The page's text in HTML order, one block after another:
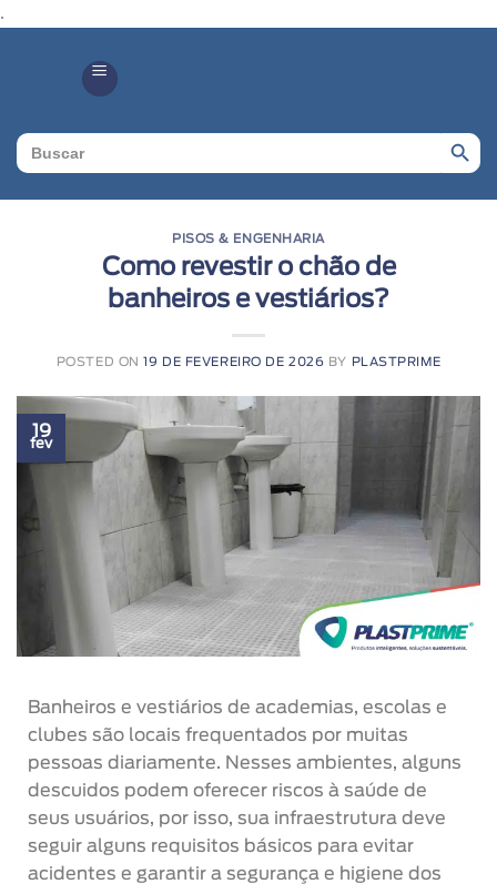
.
Search
for:
Search
PISOS & ENGENHARIA
Como revestir o chão de
banheiros e vestiários?
POSTED ON19 DE FEVEREIRO DE 2026 BY PLASTPRIME
19
fev
Banheiros e vestiários de academias, escolas e
clubes são locais frequentados por muitas
pessoas diariamente. Nesses ambientes, alguns
descuidos podem oferecer riscos à saúde de
seus usuários, por isso, sua infraestrutura deve
seguir alguns requisitos básicos para evitar
acidentes e garantir a segurança e higiene dos